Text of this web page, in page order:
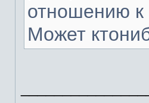
отношению к
Может